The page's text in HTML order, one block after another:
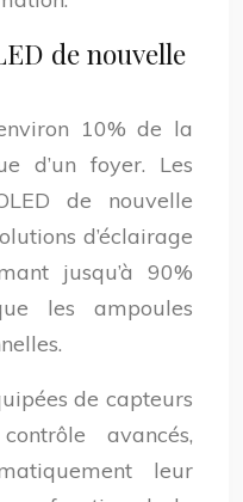
de nouvelle
10% de la
d’un foyer. Les
de nouvelle
d’éclairage
jusqu’à 90%
les ampoules
de capteurs
avancés,
leur